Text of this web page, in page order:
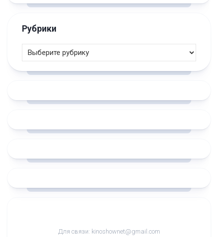
Рубрики
Для связи: kinoshownet@gmail.com